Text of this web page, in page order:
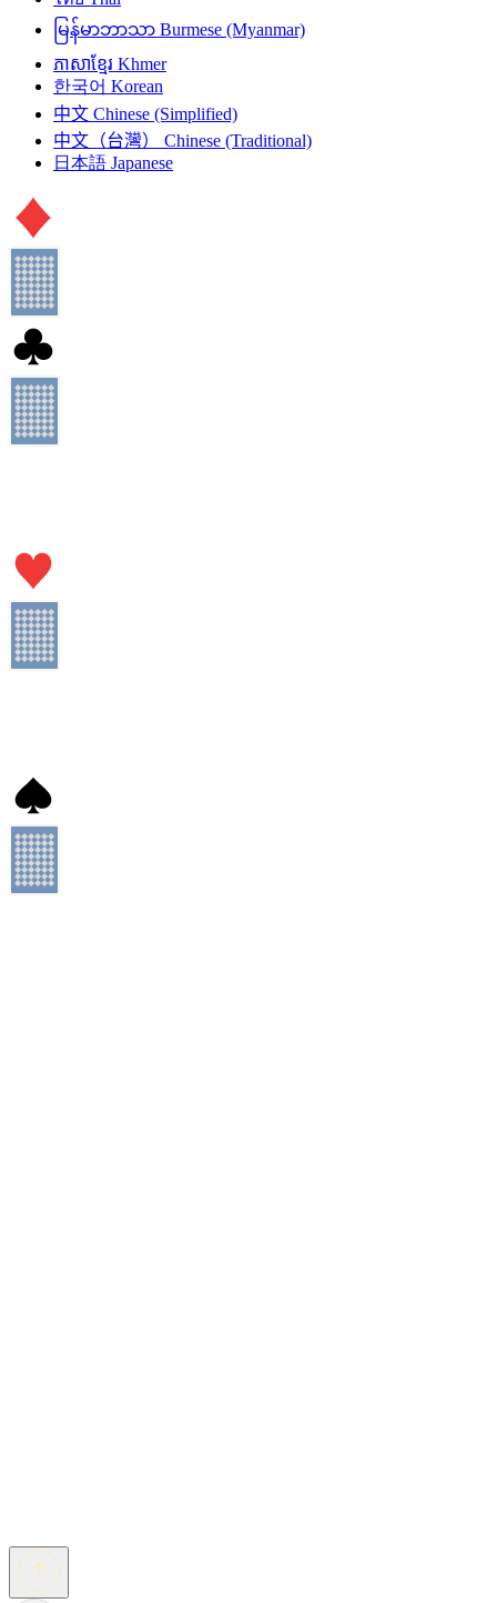
မြန်မာဘာသာ Burmese (Myanmar)
ភាសាខ្មែរ Khmer
한국어 Korean
中文 Chinese (Simplified)
中文（台灣）
Chinese (Traditional)
日本語 Japanese